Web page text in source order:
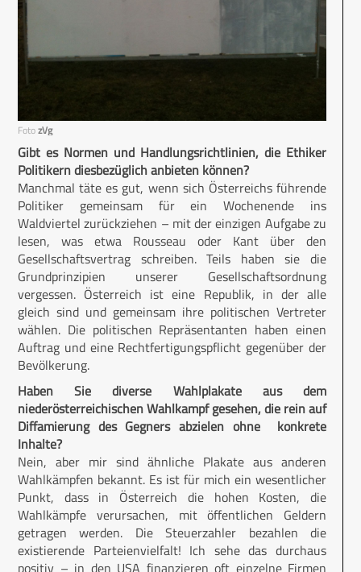
FotozVg
Gibt es Normen und Handlungsrichtlinien, die Ethiker
Politikern diesbezüglich anbieten können?
Manchmal täte es gut, wenn sich Österreichs führende
Politiker gemeinsam für ein Wochenende ins
Waldviertel zurückziehen – mit der einzigen Aufgabe zu
lesen, was etwa Rousseau oder Kant über den
Gesellschaftsvertrag schreiben. Teils haben sie die
Grundprinzipien unserer Gesellschaftsordnung
vergessen. Österreich ist eine Republik, in der alle
gleich sind und gemeinsam ihre politischen Vertreter
wählen. Die politischen Repräsentanten haben einen
Auftrag und eine Rechtfertigungspflicht gegenüber der
Bevölkerung.
Haben Sie diverse Wahlplakate aus dem
niederösterreichischen Wahlkampf gesehen, die rein auf
Diffamierung des Gegners abzielen ohne konkrete
Inhalte?
Nein, aber mir sind ähnliche Plakate aus anderen
Wahlkämpfen bekannt. Es ist für mich ein wesentlicher
Punkt, dass in Österreich die hohen Kosten, die
Wahlkämpfe verursachen, mit öffentlichen Geldern
getragen werden. Die Steuerzahler bezahlen die
existierende Parteienvielfalt! Ich sehe das durchaus
positiv – in den USA finanzieren oft einzelne Firmen